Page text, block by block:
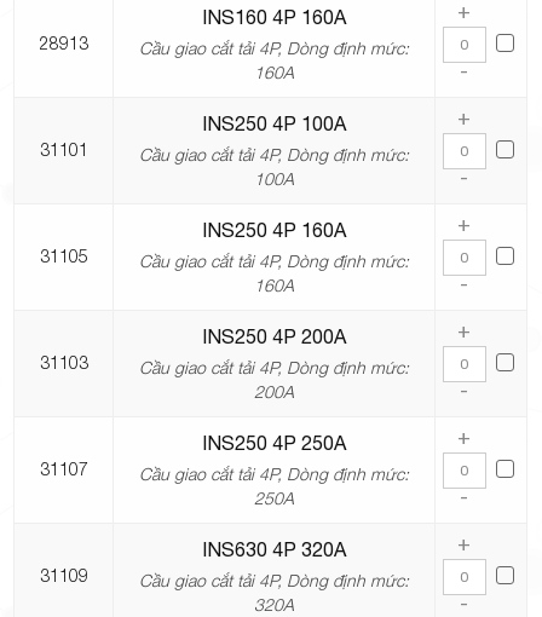
28913
INS160 4P 160A
Cầu giao cắt tải 4P, Dòng định mức:
160A
+
-
31101
INS250 4P 100A
Cầu giao cắt tải 4P, Dòng định mức:
100A
+
-
31105
INS250 4P 160A
Cầu giao cắt tải 4P, Dòng định mức:
160A
+
-
31103
INS250 4P 200A
Cầu giao cắt tải 4P, Dòng định mức:
200A
+
-
31107
INS250 4P 250A
Cầu giao cắt tải 4P, Dòng định mức:
250A
+
-
31109
INS630 4P 320A
Cầu giao cắt tải 4P, Dòng định mức:
320A
+
-